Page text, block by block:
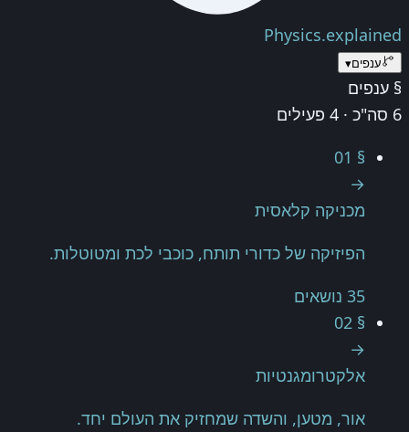
Physics.explained
ענפים▾
§ ענפים
6 סה"כ · 4 פעילים
§ 01
→
מכניקה קלאסית
הפיזיקה של כדורי תותח, כוכבי לכת ומטוטלות.
35 נושאים
§ 02
→
אלקטרומגנטיות
אור, מטען, והשדה שמחזיק את העולם יחד.